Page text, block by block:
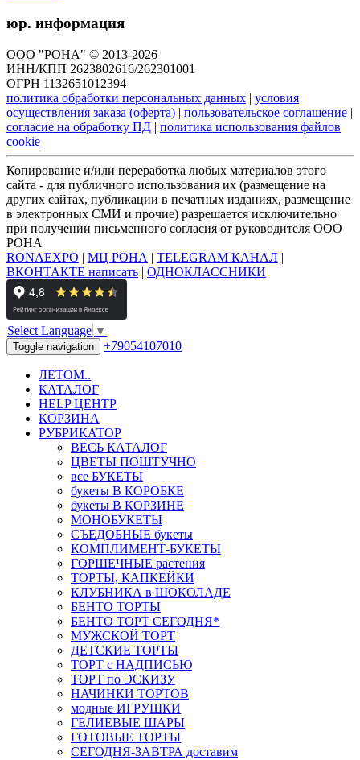
юр. информация
ООО "РОНА" © 2013-2026
ИНН/КПП 2623802616/262301001
ОГРН 1132651012394
политика обработки персональных данных | условия
осуществления заказа (оферта) | пользовательское соглашение |
согласие на обработку ПД | политика использования файлов
cookie
Копирование и/или переработка любых материалов этого
сайта - для публичного использования их (размещение на
других сайтах, публикации в печатных изданиях, размещение
в электронных СМИ и прочие) разрешается исключительно
при получении письменного согласия от руководителя ООО
РОНА
RONAEXPO | МЦ РОНА | TELEGRAM КАНАЛ |
ВКОНТАКТЕ написать | ОДНОКЛАССНИКИ
Select Language ▼
Toggle navigation +79054107010
ЛЕТОМ..
КАТАЛОГ
HELP ЦЕНТР
КОРЗИНА
РУБРИКАТОР
ВЕСЬ КАТАЛОГ
ЦВЕТЫ ПОШТУЧНО
все БУКЕТЫ
букеты В КОРОБКЕ
букеты В КОРЗИНЕ
МОНОБУКЕТЫ
СЪЕДОБНЫЕ букеты
КОМПЛИМЕНТ-БУКЕТЫ
ГОРШЕЧНЫЕ растения
ТОРТЫ, КАПКЕЙКИ
КЛУБНИКА в ШОКОЛАДЕ
БЕНТО ТОРТЫ
БЕНТО ТОРТ СЕГОДНЯ*
МУЖСКОЙ ТОРТ
ДЕТСКИЕ ТОРТЫ
ТОРТ с НАДПИСЬЮ
ТОРТ по ЭСКИЗУ
НАЧИНКИ ТОРТОВ
модные ИГРУШКИ
ГЕЛИЕВЫЕ ШАРЫ
ГОТОВЫЕ ТОРТЫ
СЕГОДНЯ-ЗАВТРА доставим